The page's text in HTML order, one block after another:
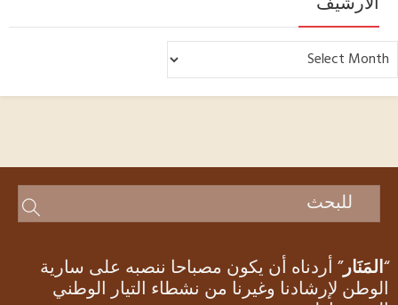
على سارية
الوطني